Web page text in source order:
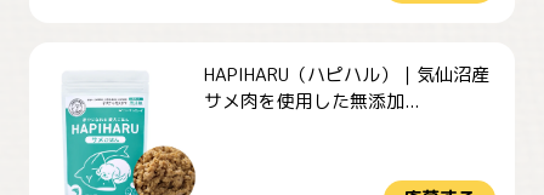
HAPIHARU（ハピハル）｜気仙沼産
サメ肉を使用した無添加...